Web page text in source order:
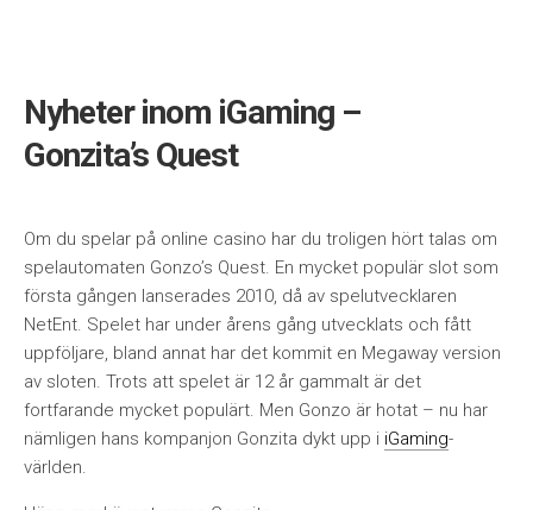
Nyheter inom iGaming –
Gonzita’s Quest
Om du spelar på online casino har du troligen hört talas om
spelautomaten Gonzo’s Quest. En mycket populär slot som
första gången lanserades 2010, då av spelutvecklaren
NetEnt. Spelet har under årens gång utvecklats och fått
uppföljare, bland annat har det kommit en Megaway version
av sloten. Trots att spelet är 12 år gammalt är det
fortfarande mycket populärt. Men Gonzo är hotat – nu har
nämligen hans kompanjon Gonzita dykt upp i iGaming-
världen.